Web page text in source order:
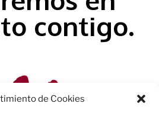
de Cookies
contigo.